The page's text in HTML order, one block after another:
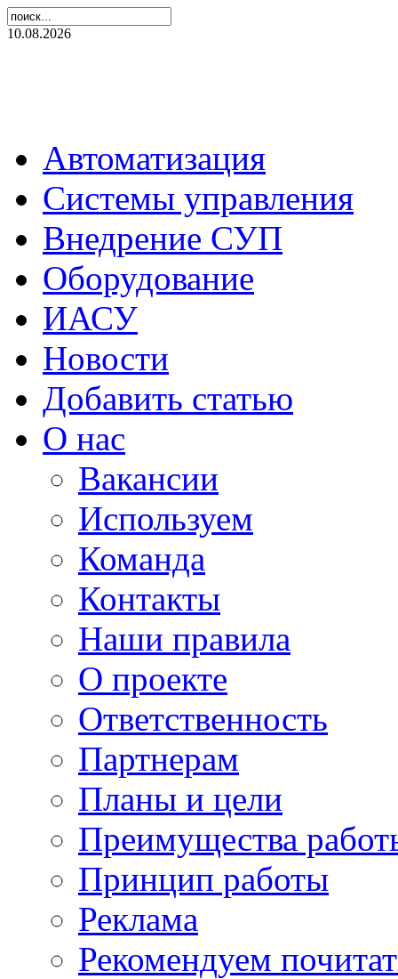
10.08.2026
Автоматизация
Системы управления
Внедрение СУП
Оборудование
ИАСУ
Новости
Добавить статью
О нас
Вакансии
Используем
Команда
Контакты
Наши правила
О проекте
Ответственность
Партнерам
Планы и цели
Преимущества
Принцип работы
Реклама
Рекомендуем